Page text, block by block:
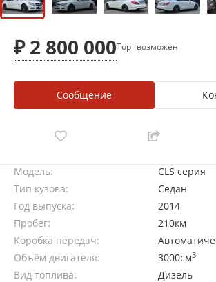
₽ 2 800 000Торг возможен
Сообщение
Модель:
CLS серия
Тип кузова:
Седан
Год выпуска:
2014
Пробег:
210км
Коробка передач:
Объём двигателя:
3000см3
Вид топлива:
Дизель